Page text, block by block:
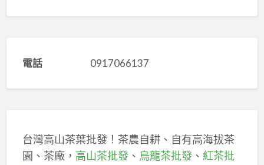
電話 0917066137
台灣高山茶葉批發！茶農自耕、自有高海拔茶
園、茶廠， 高山茶批發、 烏龍茶批發、 紅茶批